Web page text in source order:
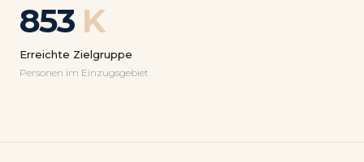
853 K
Erreichte Zielgruppe
Personen im Einzugsgebiet